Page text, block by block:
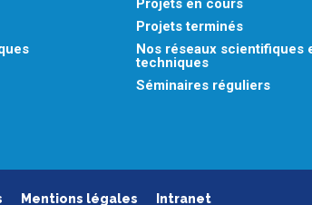
Projets en cours
Projets terminés
Nos réseaux scientifiques
techniques
Séminaires réguliers
Mentions légales Intranet